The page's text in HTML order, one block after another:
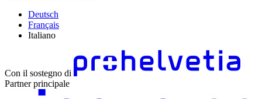
Deutsch
Français
Italiano
Con il sostegno di
Partner principale